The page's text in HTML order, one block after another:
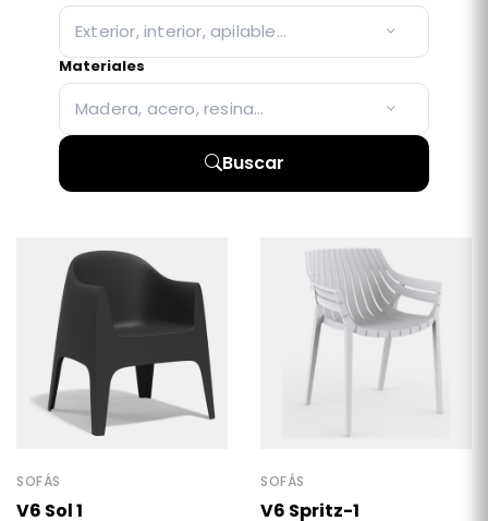
Exterior, interior, apilable…
Materiales
Madera, acero, resina…
Buscar
SOFÁS
V6 Sol 1
SOFÁS
V6 Spritz-1